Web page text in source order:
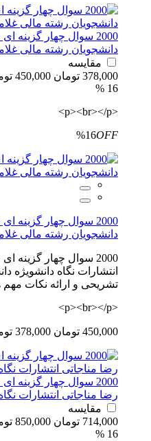
2000 سوال چهار
دانشجویان رشته مالی
مقایسه
378,000 تومان
450,000 تومان
16 %
<p><br></p>
%16OFF
2000 سوال چهار
دانشجویان رشته مالی
2000 سوال چهار
انتشارات نگاه دانشویژه
تشریحی و ارائه نکات مهم
<p><br></p>
450,000 تومان 378,000 تومان
2000 سوال چهار
رضا مناجاتی انتشارات
مقایسه
714,000 تومان
850,000 تومان
16 %